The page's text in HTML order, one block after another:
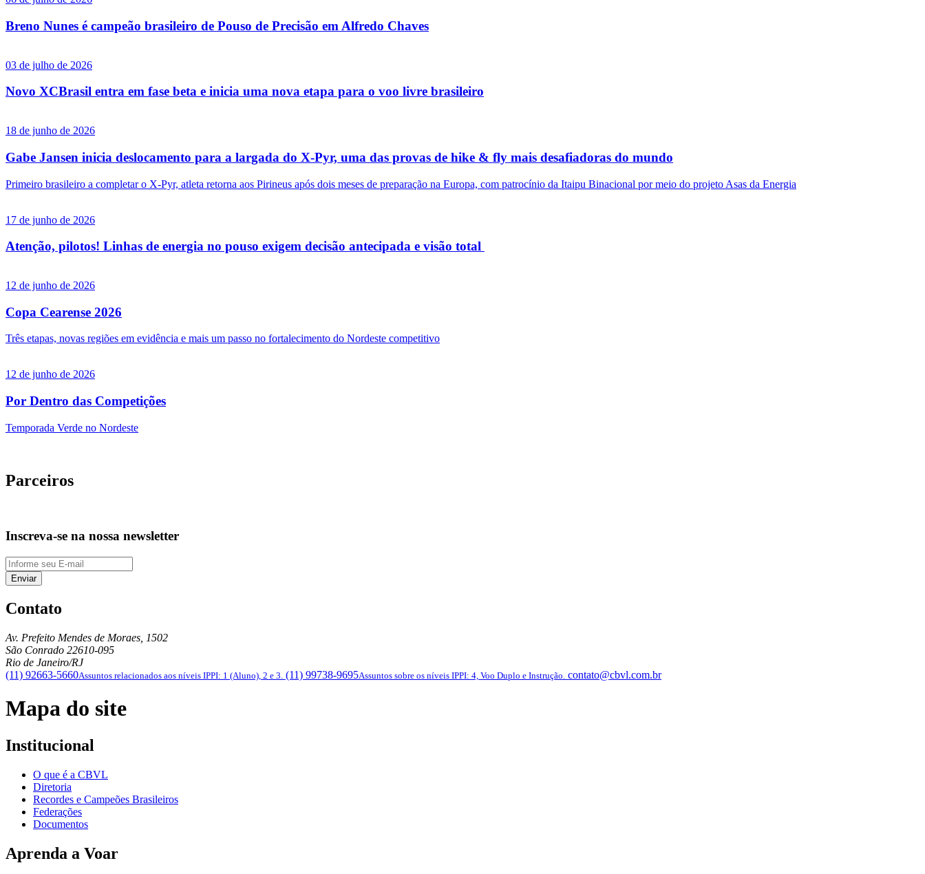
Breno Nunes é campeão brasileiro de Pouso de Precisão em Alfredo Chaves
03 de julho de 2026
Novo XCBrasil entra em fase beta e inicia uma nova etapa para o voo livre brasileiro
18 de junho de 2026
Gabe Jansen inicia deslocamento para a largada do X-Pyr, uma das provas de hike & fly mais desafiadoras do mundo
Primeiro brasileiro a completar o X-Pyr, atleta retorna aos Pirineus após dois meses de preparação na Europa, com patrocínio da Itaipu Binacional por meio do projeto Asas da Energia
17 de junho de 2026
Atenção, pilotos! Linhas de energia no pouso exigem decisão antecipada e visão total
12 de junho de 2026
Copa Cearense 2026
Três etapas, novas regiões em evidência e mais um passo no fortalecimento do Nordeste competitivo
12 de junho de 2026
Por Dentro das Competições
Temporada Verde no Nordeste
Parceiros
Inscreva-se na nossa newsletter
Enviar
Contato
Av. Prefeito Mendes de Moraes, 1502
São Conrado 22610-095
Rio de Janeiro/RJ
(11) 92663-5660Assuntos relacionados aos níveis IPPI: 1 (Aluno), 2 e 3. (11) 99738-9695Assuntos sobre os níveis IPPI: 4, Voo Duplo e Instrução. contato@cbvl.com.br
Mapa do site
Institucional
O que é a CBVL
Diretoria
Recordes e Campeões Brasileiros
Federações
Documentos
Aprenda a Voar